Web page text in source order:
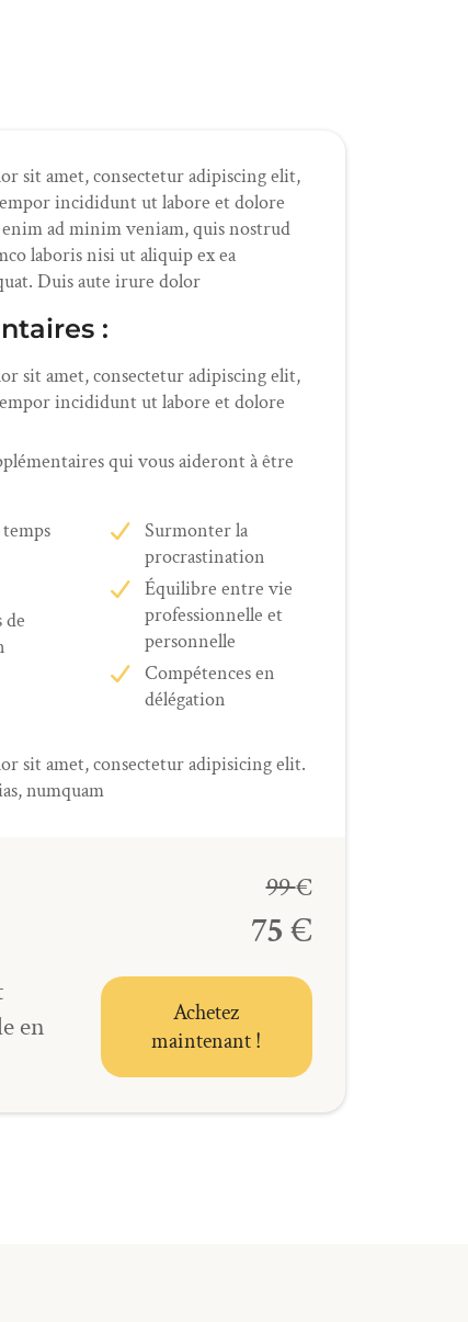
sit amet, consectetur adipiscing elit,
incididunt ut labore et dolore
ad minim veniam, quis nostrud
laboris nisi ut aliquip ex ea
Duis aute irure dolor
:
sit amet, consectetur adipiscing elit,
incididunt ut labore et dolore
qui vous aideront à être
de
Surmonter la
procrastination
Équilibre entre vie
professionnelle et
personnelle
Compétences en
délégation
sit amet, consectetur adipisicing elit.
numquam
99€
75€
en
Achetez
maintenant !